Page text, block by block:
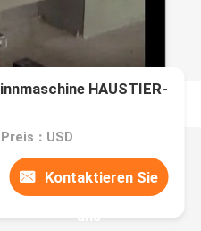
HAUSTIER-
Preis：USD
Kontaktieren Sie
uns